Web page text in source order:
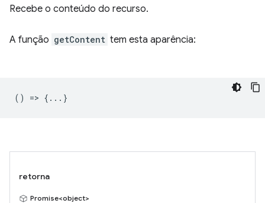
Recebe o conteúdo do recurso.
A função getContent tem esta aparência:
() => {...}
retorna
Promise<object>